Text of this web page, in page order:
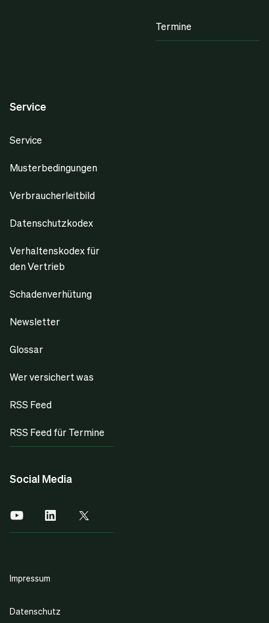
Termine
Service
Service
Musterbedingungen
Verbraucherleitbild
Datenschutzkodex
Verhaltenskodex für
den Vertrieb
Schadenverhütung
Newsletter
Glossar
Wer versichert was
RSS Feed
RSS Feed für Termine
Social Media
Impressum
Datenschutz